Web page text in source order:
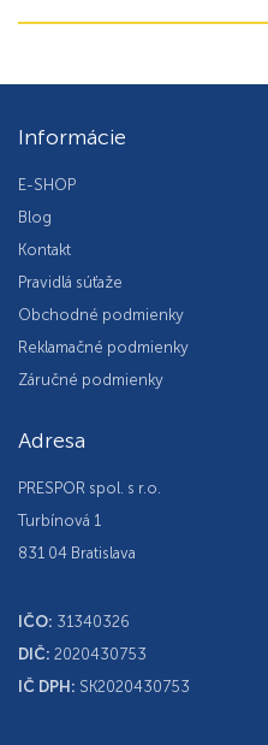
Informácie
E-SHOP
Blog
Kontakt
Pravidlá súťaže
Obchodné podmienky
Reklamačné podmienky
Záručné podmienky
Adresa
PRESPOR spol. s r.o.
Turbínová 1
831 04 Bratislava
IČO: 31340326
DIČ: 2020430753
IČ DPH: SK2020430753